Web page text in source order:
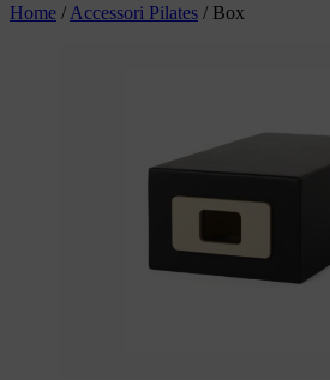
Home / Accessori Pilates / Box